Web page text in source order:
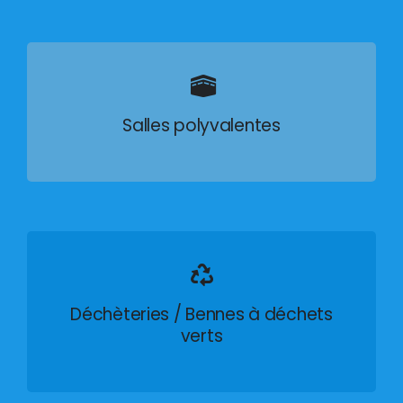
Salles polyvalentes
Déchèteries / Bennes à déchets
verts